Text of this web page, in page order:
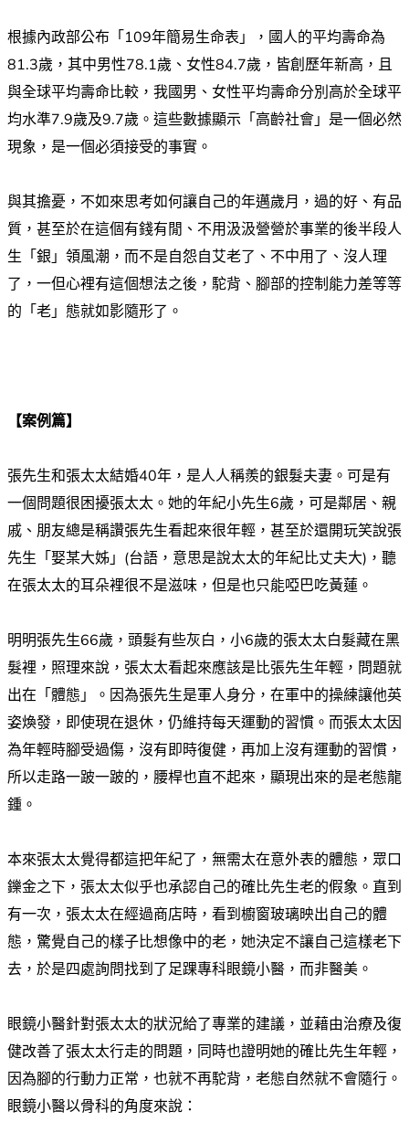
根據內政部公布「109年簡易生命表」，國人的平均壽命為
81.3歲，其中男性78.1歲、女性84.7歲，皆創歷年新高，且
與全球平均壽命比較，我國男、女性平均壽命分別高於全球平
均水準7.9歲及9.7歲。這些數據顯示「高齡社會」是一個必然
現象，是一個必須接受的事實。
與其擔憂，不如來思考如何讓自己的年邁歲月，過的好、有品
質，甚至於在這個有錢有閒、不用汲汲營營於事業的後半段人
生「銀」領風潮，而不是自怨自艾老了、不中用了、沒人理
了，一但心裡有這個想法之後，駝背、腳部的控制能力差等等
的「老」態就如影隨形了。
【案例篇】
張先生和張太太結婚40年，是人人稱羨的銀髮夫妻。可是有
一個問題很困擾張太太。她的年紀小先生6歲，可是鄰居、親
戚、朋友總是稱讚張先生看起來很年輕，甚至於還開玩笑說張
先生「娶某大姊」(台語，意思是說太太的年紀比丈夫大)，聽
在張太太的耳朵裡很不是滋味，但是也只能啞巴吃黃蓮。
明明張先生66歲，頭髮有些灰白，小6歲的張太太白髮藏在黑
髮裡，照理來說，張太太看起來應該是比張先生年輕，問題就
出在「體態」。因為張先生是軍人身分，在軍中的操練讓他英
姿煥發，即使現在退休，仍維持每天運動的習慣。而張太太因
為年輕時腳受過傷，沒有即時復健，再加上沒有運動的習慣，
所以走路一跛一跛的，腰桿也直不起來，顯現出來的是老態龍
鍾。
本來張太太覺得都這把年紀了，無需太在意外表的體態，眾口
鑠金之下，張太太似乎也承認自己的確比先生老的假象。直到
有一次，張太太在經過商店時，看到櫥窗玻璃映出自己的體
態，驚覺自己的樣子比想像中的老，她決定不讓自己這樣老下
去，於是四處詢問找到了足踝專科眼鏡小醫，而非醫美。
眼鏡小醫針對張太太的狀況給了專業的建議，並藉由治療及復
健改善了張太太行走的問題，同時也證明她的確比先生年輕，
因為腳的行動力正常，也就不再駝背，老態自然就不會隨行。
眼鏡小醫以骨科的角度來說：